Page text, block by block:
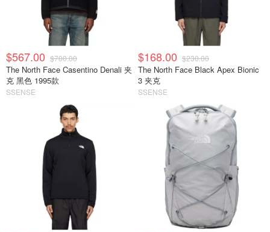
$567.00 $700.00
The North Face Casentino Denali 夹
克 黑色 1995款
SSENSE
$168.00 $230.00
The North Face Black Apex Bionic
3 夹克
SSENSE